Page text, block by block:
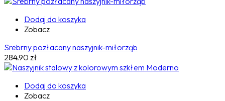
Dodaj do koszyka
Zobacz
Srebrny pozłacany naszyjnik-miłorząb
284.90 zł
Dodaj do koszyka
Zobacz